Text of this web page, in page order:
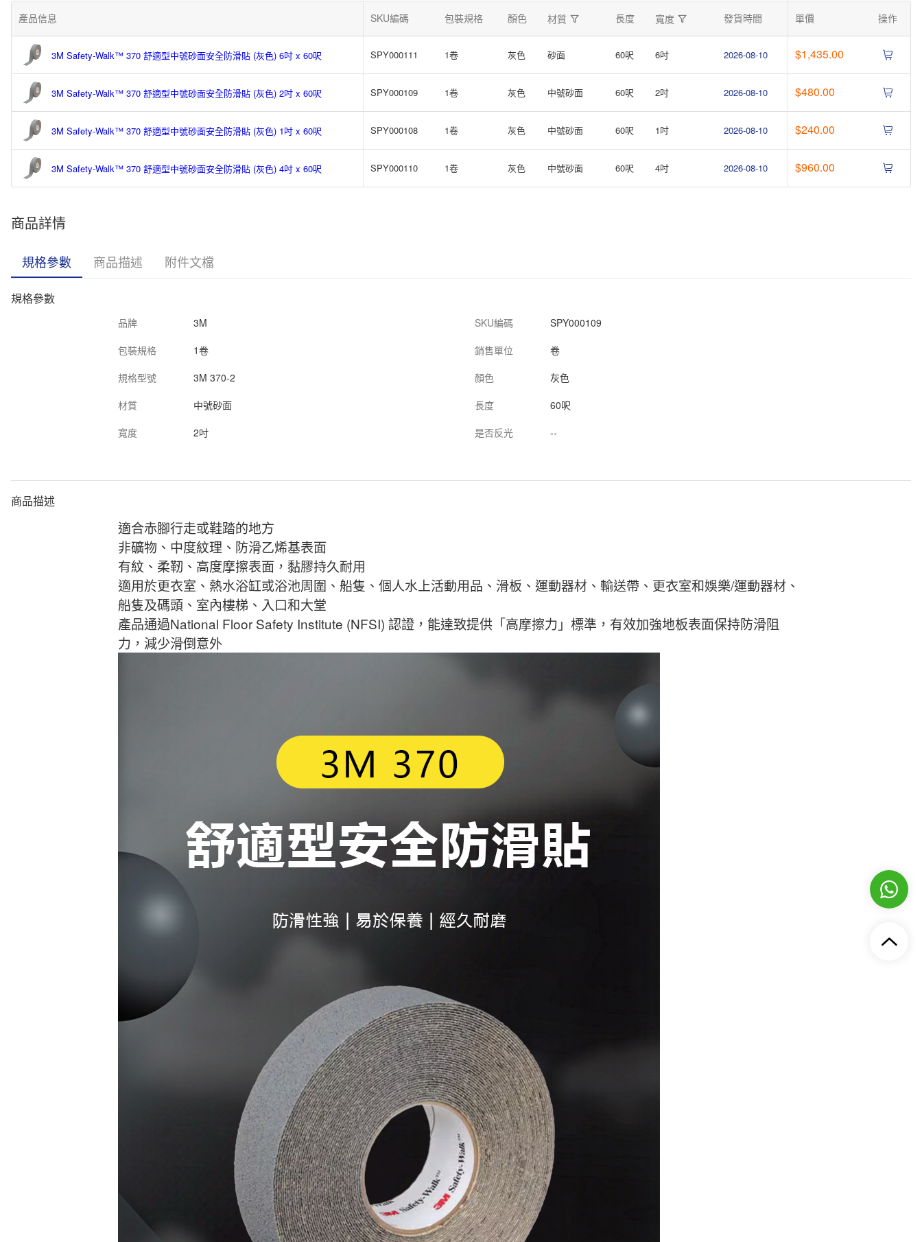
產品信息 SKU編碼 包裝規格 顏色 材質 長度 寬度 發貨時間 單價 操作
3M Safety-Walk™ 370 舒適型中號砂面安全防滑貼 (灰色) 6吋 x 60呎 SPY000111 1卷 灰色 砂面 60呎 6吋 2026-08-10 $1,435.00
3M Safety-Walk™ 370 舒適型中號砂面安全防滑貼 (灰色) 2吋 x 60呎 SPY000109 1卷 灰色 中號砂面 60呎 2吋 2026-08-10 $480.00
3M Safety-Walk™ 370 舒適型中號砂面安全防滑貼 (灰色) 1吋 x 60呎 SPY000108 1卷 灰色 中號砂面 60呎 1吋 2026-08-10 $240.00
3M Safety-Walk™ 370 舒適型中號砂面安全防滑貼 (灰色) 4吋 x 60呎 SPY000110 1卷 灰色 中號砂面 60呎 4吋 2026-08-10 $960.00
商品詳情
規格參數 商品描述 附件文檔
規格參數
品牌 3M SKU編碼
SPY000109
包裝規格
1卷 銷售單位
卷
規格型號
3M 370-2 顏色
灰色
材質
中號砂面 長度
60呎
寬度
2吋 是否反光 --
商品描述
適合赤腳行走或鞋踏的地方
非礦物、中度紋理、防滑乙烯基表面
有紋、柔靭、高度摩擦表面，黏膠持久耐用
適用於更衣室、熱水浴缸或浴池周圍、船隻、個人水上活動用品、滑板、運動器材、輸送帶、更衣室和娛樂/運動器材、
船隻及碼頭、室內樓梯、入口和大堂
產品通過National Floor Safety Institute (NFSI) 認證，能達致提供「高摩擦力」標準，有效加強地板表面保持防滑阻
力，減少滑倒意外